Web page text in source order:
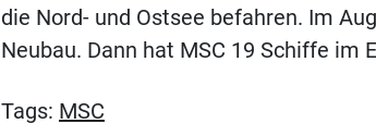
die Nord- und Ostsee befahren. Im
Neubau. Dann hat MSC 19 Schiffe im
Tags: MSC